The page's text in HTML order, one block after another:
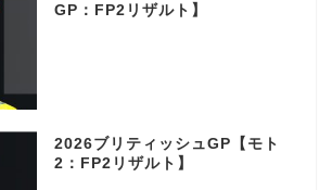
GP：FP2リザルト】
2026ブリティッシュGP【モト
2：FP2リザルト】